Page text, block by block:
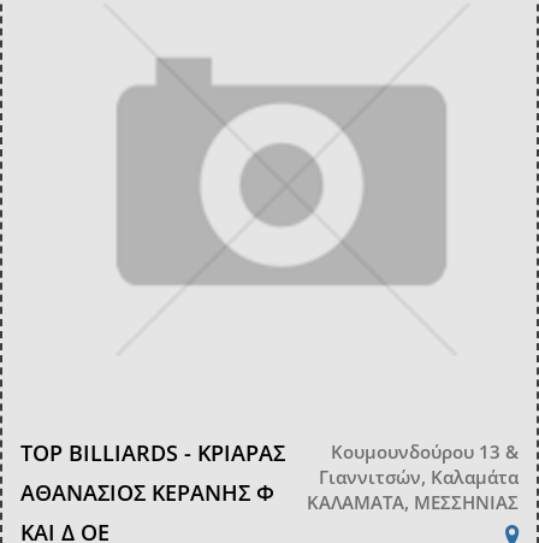
TOP BILLIARDS - ΚΡΙΑΡΑΣ
ΑΘΑΝΑΣΙΟΣ ΚΕΡΑΝΗΣ Φ
ΚΑΙ Δ ΟΕ
Κουμουνδούρου 13 &
Γιαννιτσών, Καλαμάτα
ΚΑΛΑΜΑΤΑ, ΜΕΣΣΗΝΙΑΣ